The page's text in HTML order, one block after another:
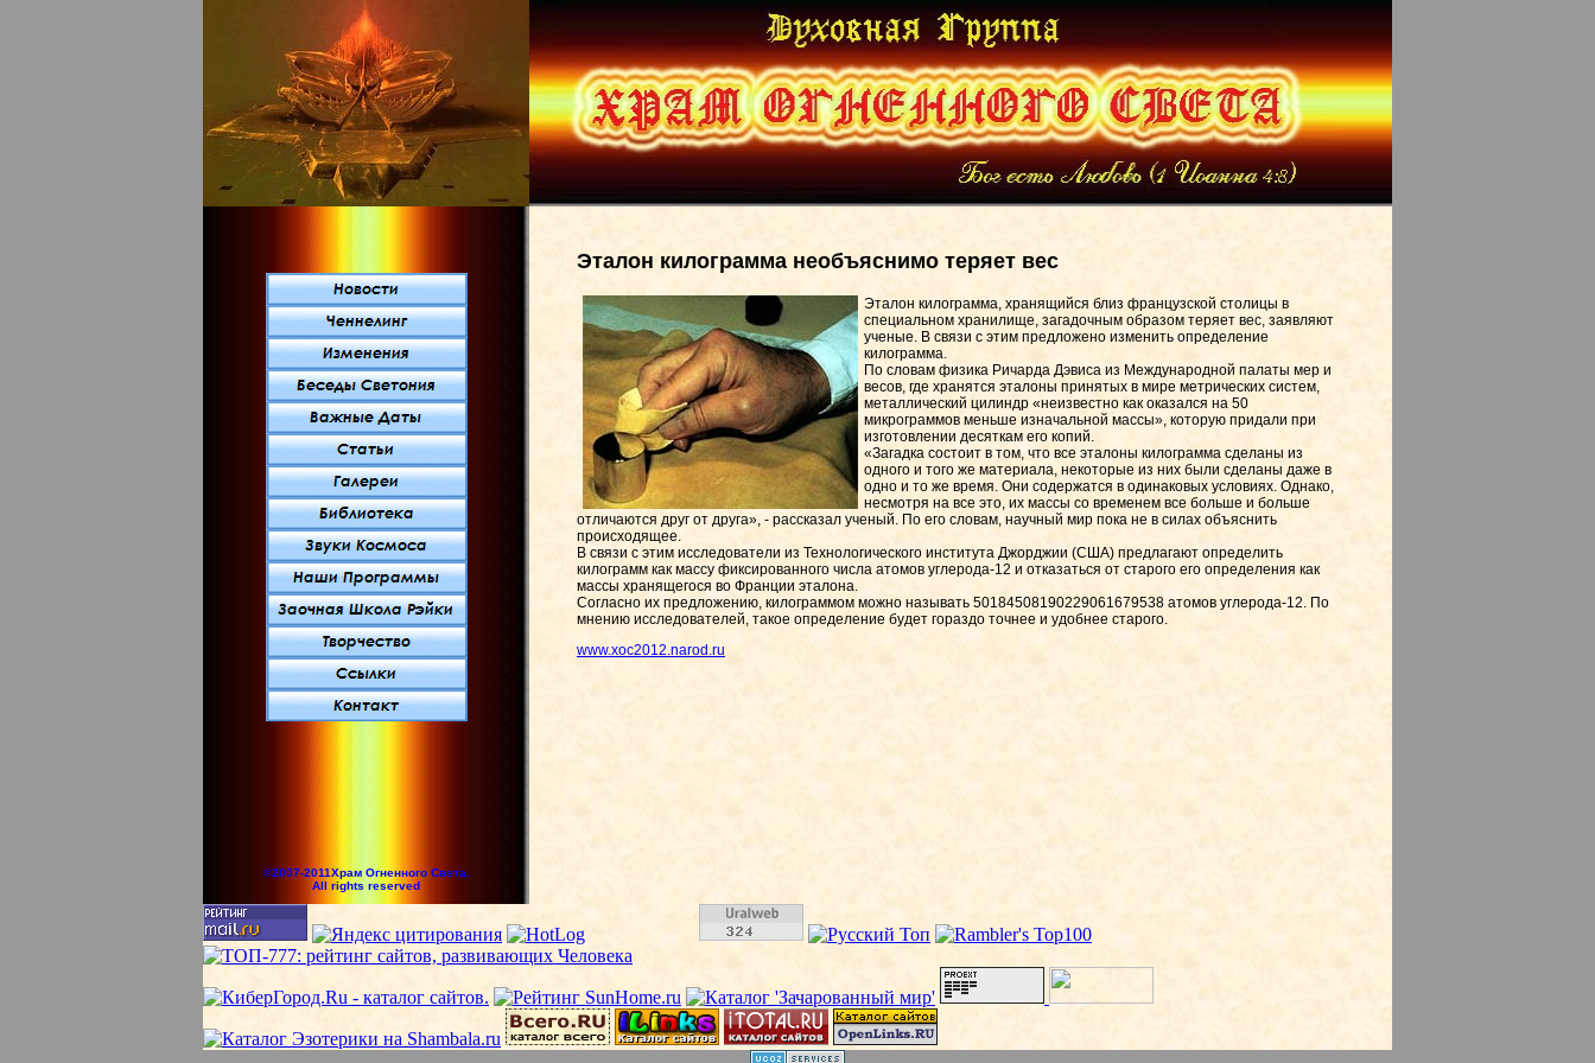
Эталон килограмма необъяснимо теряет вес
Эталон килограмма, хранящийся близ французской столицы в
специальном хранилище, загадочным образом теряет вес, заявляют
ученые. В связи с этим предложено изменить определение
килограмма.
По словам физика Ричарда Дэвиса из Международной палаты мер и
весов, где хранятся эталоны принятых в мире метрических систем,
металлический цилиндр «неизвестно как оказался на 50
микрограммов меньше изначальной массы», которую придали при
изготовлении десяткам его копий.
«Загадка состоит в том, что все эталоны килограмма сделаны из
одного и того же материала, некоторые из них были сделаны даже в
одно и то же время. Они содержатся в одинаковых условиях. Однако,
несмотря на все это, их массы со временем все больше и больше
отличаются друг от друга», - рассказал ученый. По его словам, научный мир пока не в силах объяснить
происходящее.
В связи с этим исследователи из Технологического института Джорджии (США) предлагают определить
килограмм как массу фиксированного числа атомов углерода-12 и отказаться от старого его определения как
массы хранящегося во Франции эталона.
Согласно их предложению, килограммом можно называть 50184508190229061679538 атомов углерода-12. По
мнению исследователей, такое определение будет гораздо точнее и удобнее старого.
www.xoc2012.narod.ru
©2007-2011Храм Огненного Света.
All rights reserved